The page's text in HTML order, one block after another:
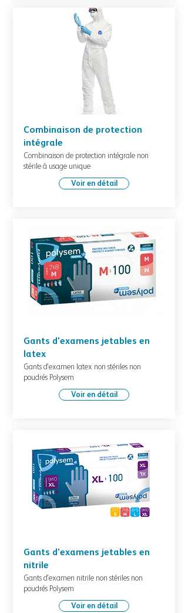
Combinaison de protection
intégrale
Combinaison de protection intégrale non
stérile à usage unique
Voir en détail
Gants d'examens jetables en
latex
Gants d'examen latex non stériles non
poudrés Polysem
Voir en détail
Gants d'examens jetables en
nitrile
Gants d'examen nitrile non stériles non
poudrés Polysem
Voir en détail